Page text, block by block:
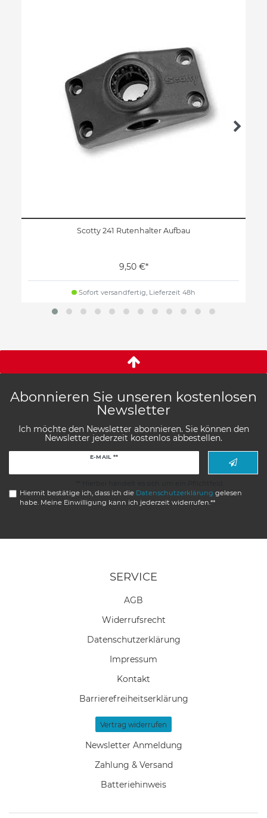
Scotty 241 Rutenhalter Aufbau
9,50 €*
Sofort versandfertig, Lieferzeit 48h
Abonnieren Sie unseren kostenlosen
Newsletter
Ich möchte den Newsletter abonnieren. Sie können den
Newsletter jederzeit kostenlos abbestellen.
E-MAIL **
Hiermit bestätige ich, dass ich die Daten­schutz­erklärung gelesen
habe. Meine Einwilligung kann ich jederzeit widerrufen.**
SERVICE
AGB
Widerrufs­recht
Daten­schutz­erklärung
Impressum
Kontakt
Barrierefreiheitserklärung
Vertrag widerrufen
Newsletter Anmeldung
Zahlung & Versand
Batteriehinweis